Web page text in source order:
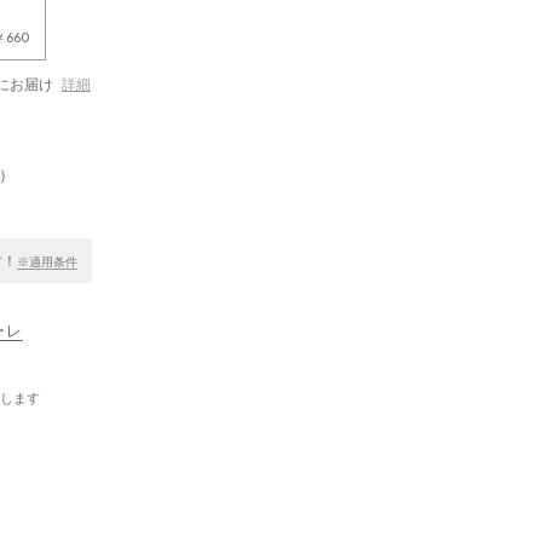
660
お届け 詳細
※適用条件
レ
ます